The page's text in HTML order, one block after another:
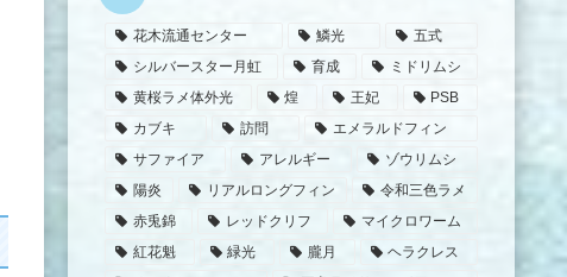
花木流通センター 鱗光
五式
シルバースター月虹
育成
ミドリムシ
黄桜ラメ体外光
煌 王妃
PSB
カブキ
訪問
エメラルドフィン
サファイア
アレルギー
ゾウリムシ
陽炎
リアルロングフィン
令和三色ラメ
赤兎錦
レッドクリフ
マイクロワーム
紅花魁
緑光 朧月
ヘラクレス